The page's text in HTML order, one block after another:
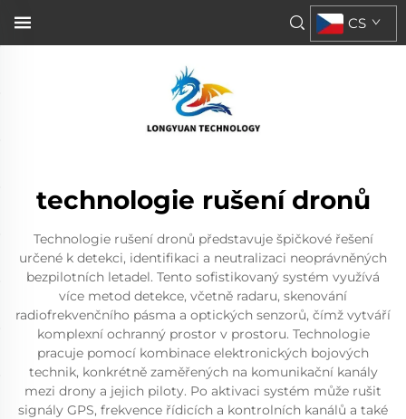
CS
technologie rušení dronů
Technologie rušení dronů představuje špičkové řešení
určené k detekci, identifikaci a neutralizaci neoprávněných
bezpilotních letadel. Tento sofistikovaný systém využívá
více metod detekce, včetně radaru, skenování
radiofrekvenčního pásma a optických senzorů, čímž vytváří
komplexní ochranný prostor v prostoru. Technologie
pracuje pomocí kombinace elektronických bojových
technik, konkrétně zaměřených na komunikační kanály
mezi drony a jejich piloty. Po aktivaci systém může rušit
signály GPS, frekvence řídicích a kontrolních kanálů a také